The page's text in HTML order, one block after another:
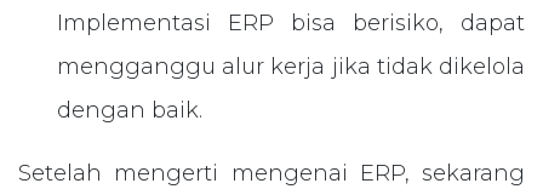
Implementasi ERP bisa berisiko, dapat
mengganggu alur kerja jika tidak dikelola
dengan baik.
Setelah mengerti mengenai ERP, sekarang